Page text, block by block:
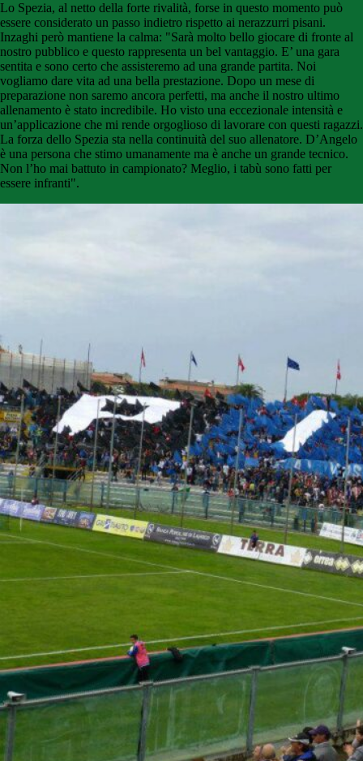
Lo Spezia, al netto della forte rivalità, forse in questo momento può
essere considerato un passo indietro rispetto ai nerazzurri pisani.
Inzaghi però mantiene la calma: "Sarà molto bello giocare di fronte al
nostro pubblico e questo rappresenta un bel vantaggio. E’ una gara
sentita e sono certo che assisteremo ad una grande partita. Noi
vogliamo dare vita ad una bella prestazione. Dopo un mese di
preparazione non saremo ancora perfetti, ma anche il nostro ultimo
allenamento è stato incredibile. Ho visto una eccezionale intensità e
un’applicazione che mi rende orgoglioso di lavorare con questi ragazzi.
La forza dello Spezia sta nella continuità del suo allenatore. D’Angelo
è una persona che stimo umanamente ma è anche un grande tecnico.
Non l’ho mai battuto in campionato? Meglio, i tabù sono fatti per
essere infranti".